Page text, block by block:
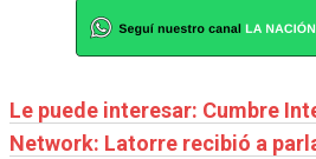
Le puede interesar: Cumbre
Network: Latorre recibió a